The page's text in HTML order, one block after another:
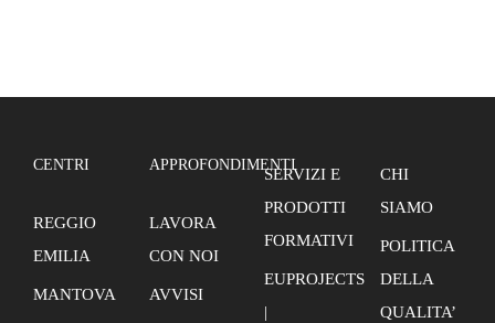
CENTRI
REGGIO
EMILIA
MANTOVA
APPROFONDIMENTI
LAVORA
CON NOI
AVVISI
SERVIZI E
PRODOTTI
FORMATIVI
EUPROJECTS
|
CHI
SIAMO
POLITICA
DELLA
QUALITA’